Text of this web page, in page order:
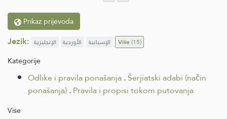
Prikaz prijevoda
Jezik: الإنجليزية الأوردية الإسبانية Više(15)
Kategorije
Odlike i pravila ponašanja.Šerjiatski adabi (način
ponašanja).Pravila i propisi tokom putovanja
Više